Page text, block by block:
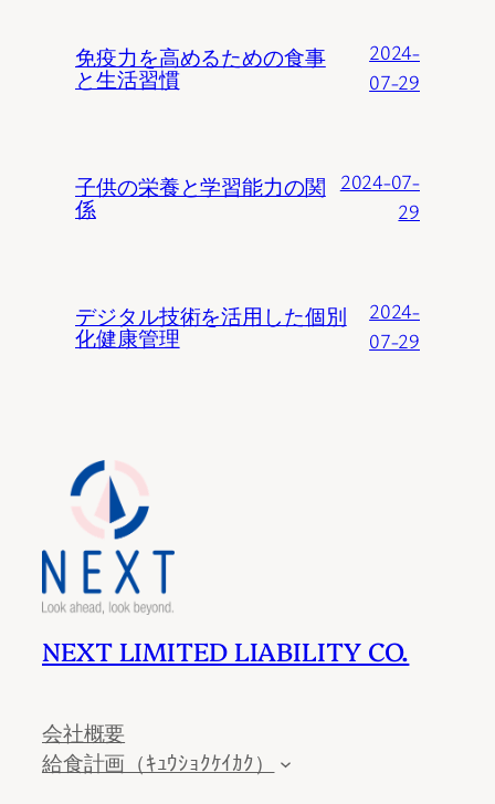
免疫力を高めるための食事
と生活習慣
2024-
07-29
子供の栄養と学習能力の関
係
2024-07-
29
デジタル技術を活用した個別
化健康管理
2024-
07-29
NEXT LIMITED LIABILITY CO.
会社概要
給食計画（ｷｭｳｼｮｸｹｲｶｸ）